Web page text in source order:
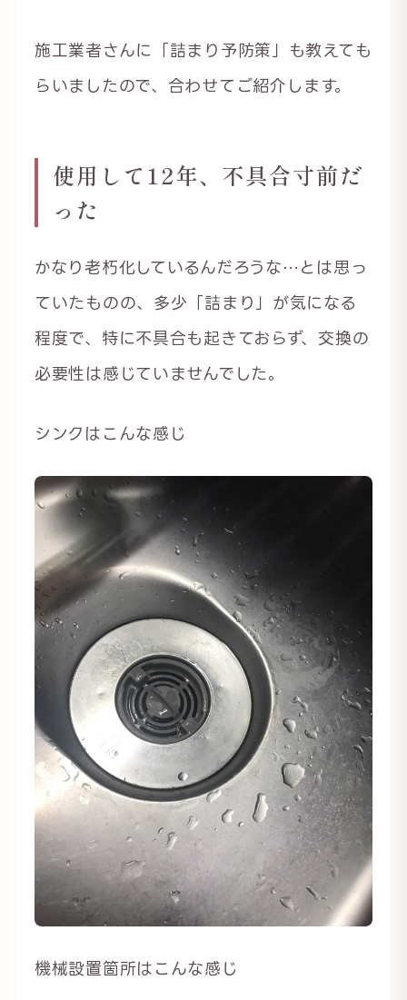
施工業者さんに「詰まり予防策」も教えても
らいましたので、合わせてご紹介します。
使用して12年、不具合寸前だ
った
かなり老朽化しているんだろうな…とは思っ
ていたものの、多少「詰まり」が気になる
程度で、特に不具合も起きておらず、交換の
必要性は感じていませんでした。
シンクはこんな感じ
機械設置箇所はこんな感じ